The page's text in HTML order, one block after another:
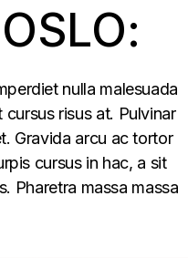
nulla malesuada
risus at. Pulvinar
Gravida arcu ac tortor
cursus in hac, a sit
Pharetra massa massa